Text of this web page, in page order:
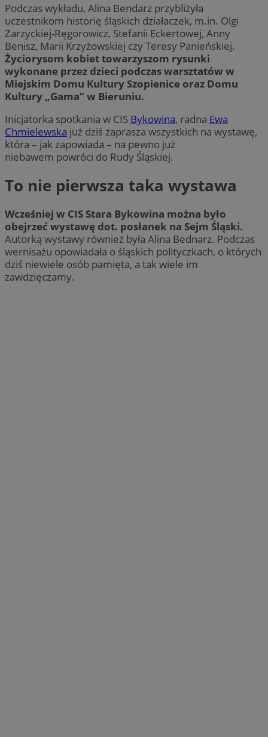
Podczas wykładu, Alina Bendarz przybliżyła
uczestnikom historię śląskich działaczek, m.in. Olgi
Zarzyckiej-Ręgorowicz, Stefanii Eckertowej, Anny
Benisz, Marii Krzyżowskiej czy Teresy Panieńskiej.
Życiorysom kobiet towarzyszom rysunki
wykonane przez dzieci podczas warsztatów w
Miejskim Domu Kultury Szopienice oraz Domu
Kultury „Gama” w Bieruniu.
Inicjatorka spotkania w CIS Bykowina, radna Ewa
Chmielewska już dziś zaprasza wszystkich na wystawę,
która – jak zapowiada – na pewno już
niebawem powróci do Rudy Śląskiej.
To nie pierwsza taka wystawa
Wcześniej w CIS Stara Bykowina można było
obejrzeć wystawę dot. posłanek na Sejm Śląski.
Autorką wystawy również była Alina Bednarz. Podczas
wernisażu opowiadała o śląskich polityczkach, o których
dziś niewiele osób pamięta, a tak wiele im
zawdzięczamy.